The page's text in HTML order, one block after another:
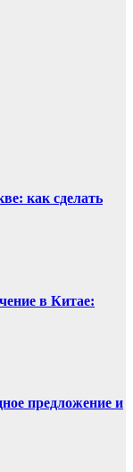
как сделать
в Китае:
предложение и